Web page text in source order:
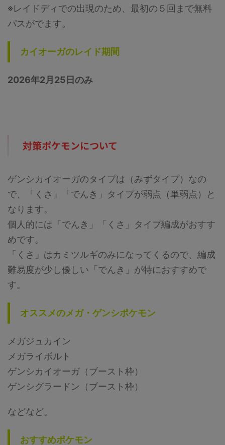
※レイドディでの出現のため、最初の５回まで無料
パスがでます。
カイオーガのレイド期間
2026年2月25日のみ
対策ポケモンについて
ゲンシカイオーガのタイプは（みずタイプ）なの
で、「くさ」「でんき」タイプが弱点（単弱点）と
なります。
個人的には「でんき」「くさ」タイプ編成がおすす
めです。
「くさ」はカミツルギのみになってくるので、編成
難易度が少し優しい「でんき」が特におすすめで
す。
オススメのメガ・ゲンシポケモン
メガジュカイン
メガライボルト
ゲンシカイオーガ（ブースト枠）
ゲンシグラードン（ブースト枠）
などなど。
おすすめポケモン